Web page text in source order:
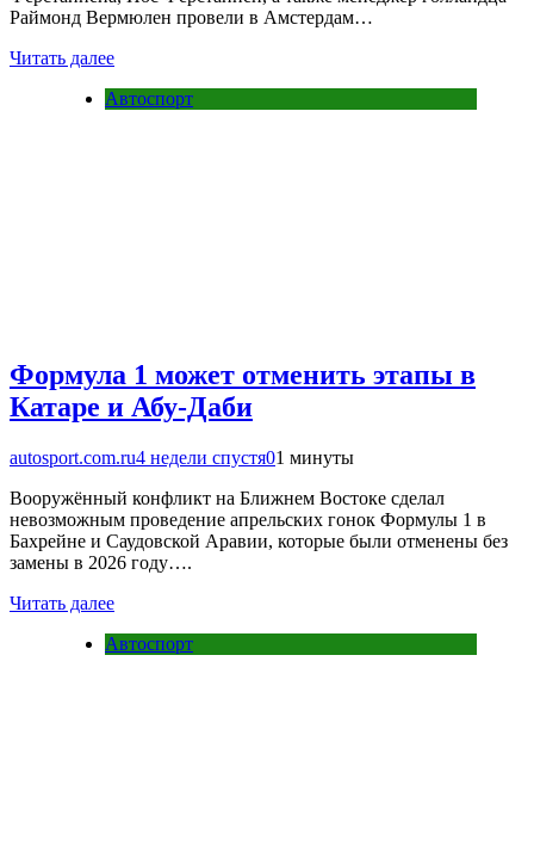
Раймонд Вермюлен провели в Амстердам…
Читать далее
Автоспорт
Формула 1 может отменить этапы в
Катаре и Абу-Даби
autosport.com.ru4 недели спустя01 минуты
Вооружённый конфликт на Ближнем Востоке сделал
невозможным проведение апрельских гонок Формулы 1 в
Бахрейне и Саудовской Аравии, которые были отменены без
замены в 2026 году….
Читать далее
Автоспорт